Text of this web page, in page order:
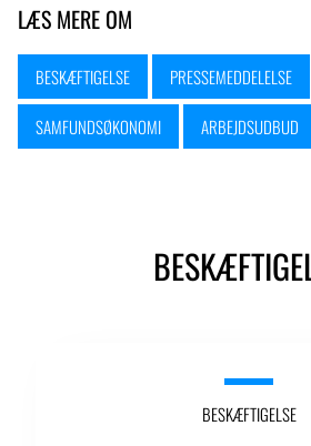
LÆS MERE OM
BESKÆFTIGELSE PRESSEMEDDELELSE
SAMFUNDSØKONOMI ARBEJDSUDBUD
BESKÆFTIGELSE